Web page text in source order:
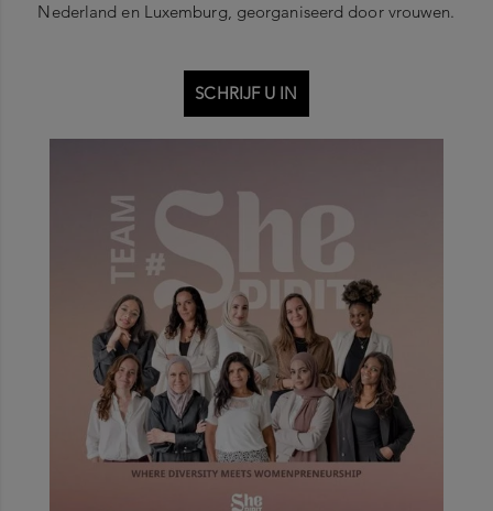
Nederland en Luxemburg, georganiseerd door vrouwen.
SCHRIJF U IN